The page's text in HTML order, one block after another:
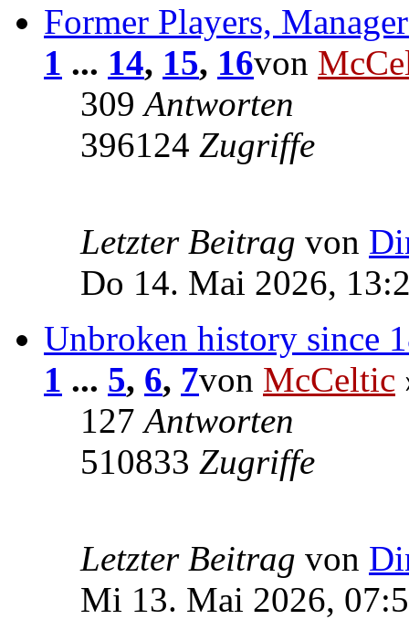
Former Players,
1 ... 14, 15, 16von
309Antworten
396124 Zugriffe
Letzter Beitrag von
Do 14. Mai 2026,
Unbroken history since
1 ... 5, 6, 7von McCeltic
127Antworten
510833 Zugriffe
Letzter Beitrag von
Mi 13. Mai 2026,